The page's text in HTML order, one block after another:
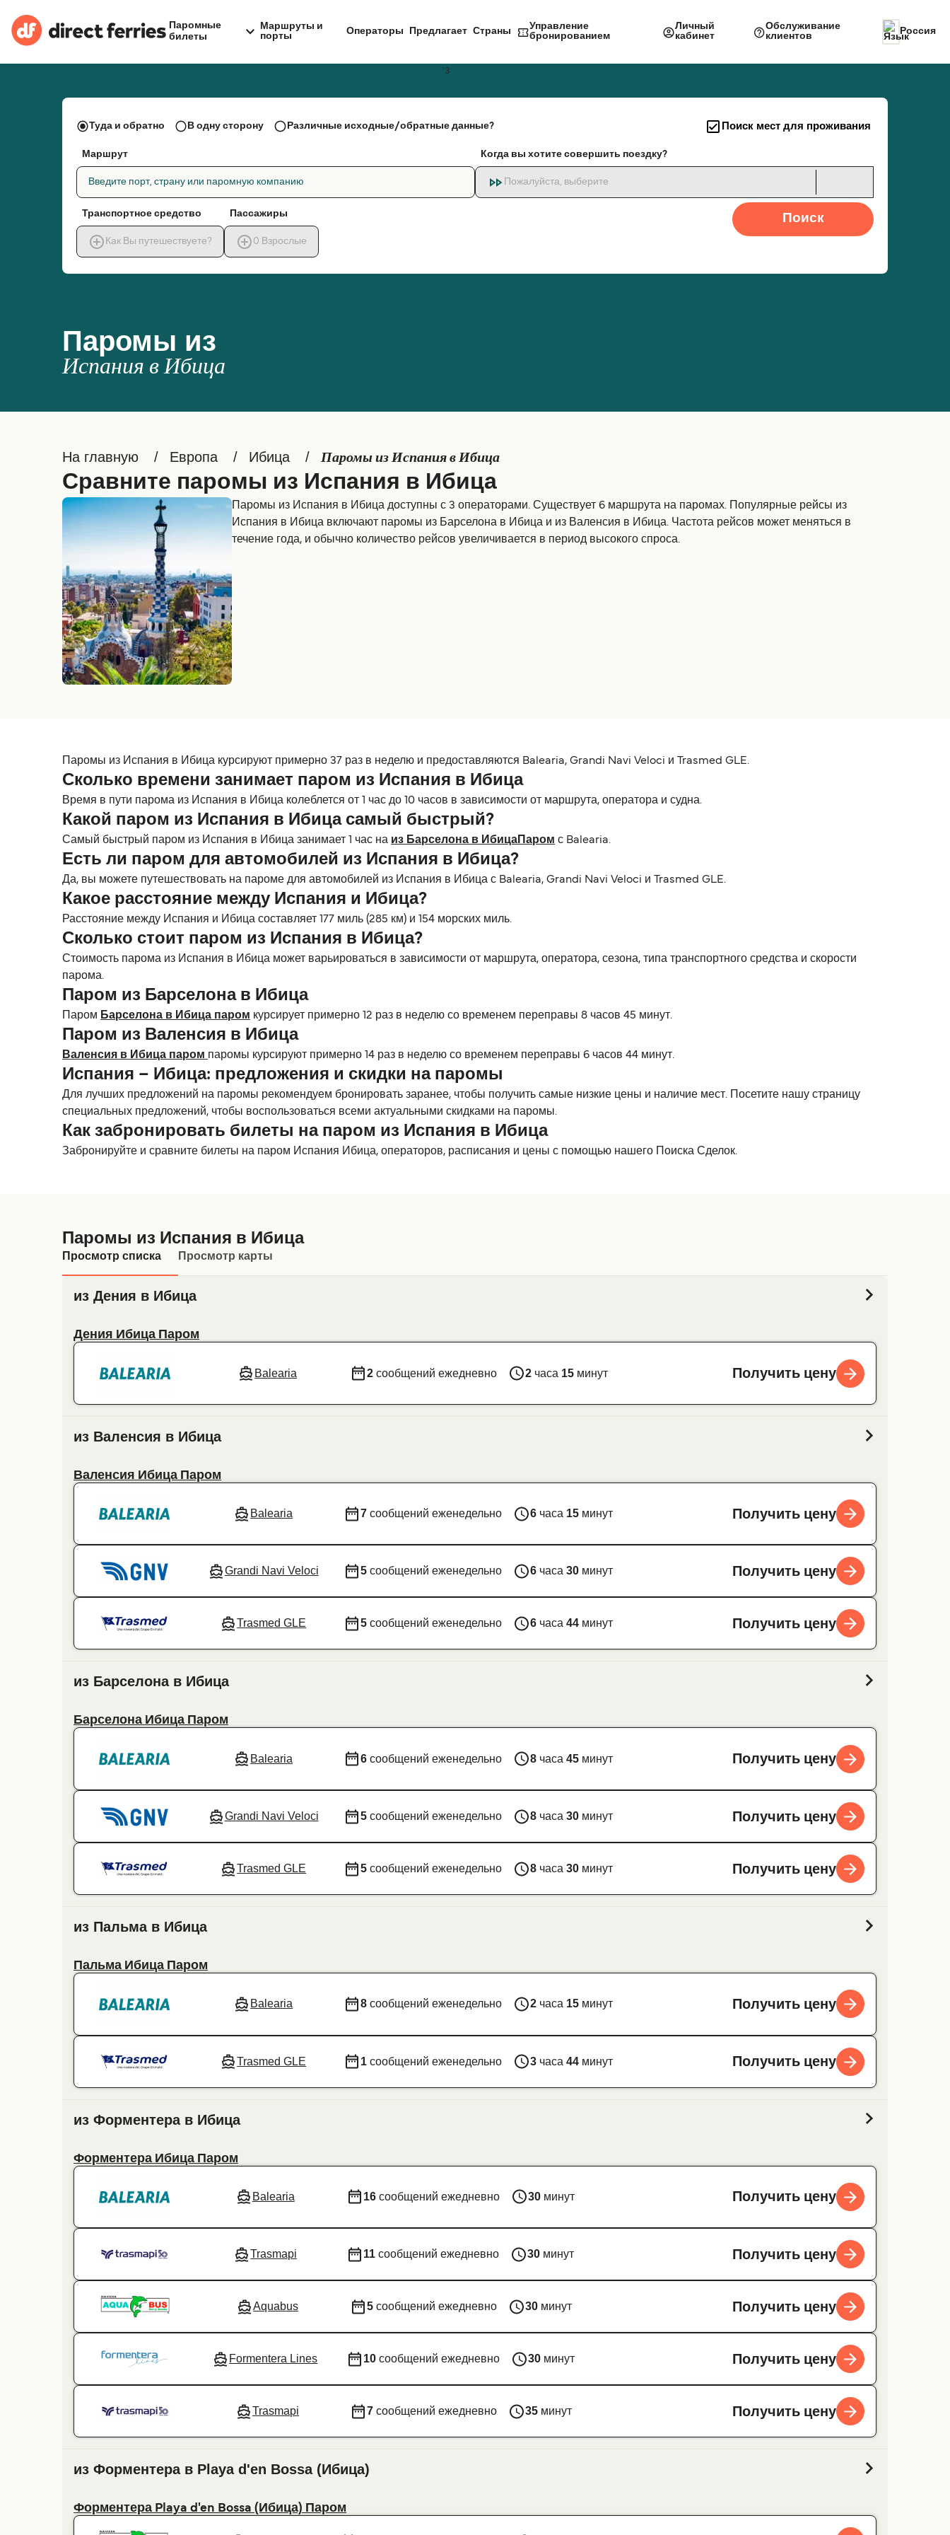
Паромные
билеты
Маршруты и
порты
Операторы Предлагает Страны
Управление
бронированием
Личный
кабинет
Обслуживание
клиентов
Россия
Паромы из
Испания в Ибица
Туда и обратно В одну сторону Различные исходные/обратные данные? Поиск мест для проживания
Маршрут
Введите порт, страну или паромную компанию
Когда вы хотите совершить поездку?
Пожалуйста, выберите
Транспортное средство
Как Вы путешествуете?
Пассажиры
0 Взрослые
Поиск
На главную Европа Ибица Паромы из Испания в Ибица
Сравните паромы из Испания в Ибица
Паромы из Испания в Ибица доступны с 3 операторами. Существует 6 маршрута на паромах. Популярные рейсы из
Испания в Ибица включают паромы из Барселона в Ибица и из Валенсия в Ибица. Частота рейсов может меняться в
течение года, и обычно количество рейсов увеличивается в период высокого спроса.
Паромы из Испания в Ибица курсируют примерно 37 раз в неделю и предоставляются Balearia, Grandi Navi Veloci и Trasmed GLE.
Сколько времени занимает паром из Испания в Ибица
Время в пути парома из Испания в Ибица колеблется от 1 час до 10 часов в зависимости от маршрута, оператора и судна.
Какой паром из Испания в Ибица самый быстрый?
Самый быстрый паром из Испания в Ибица занимает 1 час на из Барселона в ИбицаПаром с Balearia.
Есть ли паром для автомобилей из Испания в Ибица?
Да, вы можете путешествовать на пароме для автомобилей из Испания в Ибица с Balearia, Grandi Navi Veloci и Trasmed GLE.
Какое расстояние между Испания и Ибица?
Расстояние между Испания и Ибица составляет 177 миль (285 км) и 154 морских миль.
Сколько стоит паром из Испания в Ибица?
Стоимость парома из Испания в Ибица может варьироваться в зависимости от маршрута, оператора, сезона, типа транспортного средства и скорости
парома.
Паром из Барселона в Ибица
Паром Барселона в Ибица паром курсирует примерно 12 раз в неделю со временем переправы 8 часов 45 минут.
Паром из Валенсия в Ибица
Валенсия в Ибица паром паромы курсируют примерно 14 раз в неделю со временем переправы 6 часов 44 минут.
Испания – Ибица: предложения и скидки на паромы
Для лучших предложений на паромы рекомендуем бронировать заранее, чтобы получить самые низкие цены и наличие мест. Посетите нашу страницу
специальных предложений, чтобы воспользоваться всеми актуальными скидками на паромы.
Как забронировать билеты на паром из Испания в Ибица
Забронируйте и сравните билеты на паром Испания Ибица, операторов, расписания и цены с помощью нашего Поиска Сделок.
Паромы из Испания в Ибица
Просмотр списка Просмотр карты
из Дения в Ибица
Дения Ибица Паром
Balearia 2сообщений ежедневно 2часа 15минут Получить цену
из Валенсия в Ибица
Валенсия Ибица Паром
Balearia 7 сообщений еженедельно 6 часа 15 минут Получить цену
Grandi Navi Veloci 5 сообщений еженедельно 6 часа30 минут Получить цену
Trasmed GLE 5 сообщений еженедельно 6 часа44 минут Получить цену
из Барселона в Ибица
Барселона Ибица Паром
Balearia 6 сообщений еженедельно 8 часа45 минут Получить цену
Grandi Navi Veloci 5 сообщений еженедельно 8 часа30 минут Получить цену
Trasmed GLE 5 сообщений еженедельно 8 часа30 минут Получить цену
из Пальма в Ибица
Пальма Ибица Паром
Balearia 8 сообщений еженедельно 2 часа 15 минут Получить цену
Trasmed GLE 1 сообщений еженедельно 3 часа44 минут Получить цену
из Форментера в Ибица
Форментера Ибица Паром
Balearia 16сообщений ежедневно 30минут Получить цену
Trasmapi 11 сообщений ежедневно 30 минут Получить цену
Aquabus 5сообщений ежедневно 30минут Получить цену
Formentera Lines 10сообщений ежедневно 30минут Получить цену
Trasmapi 7сообщений ежедневно 35минут Получить цену
из Форментера в Playa d'en Bossa (Ибица)
Форментера Playa d'en Bossa (Ибица) Паром